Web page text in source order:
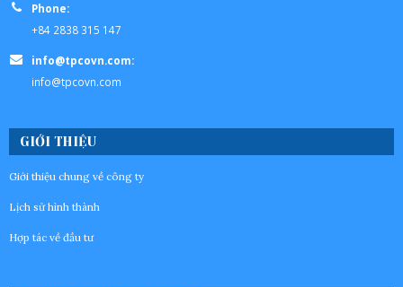
Phone:
+84 2838 315 147
info@tpcovn.com:
info@tpcovn.com
GIỚI THIỆU
Giới thiệu chung về công ty
Lịch sử hình thành
Hợp tác về đầu tư